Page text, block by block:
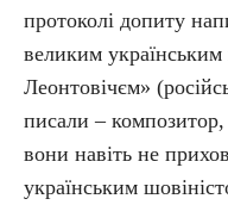
протоколі допиту
великим
Леонтовічєм»
писали –
вони навіть не
українським